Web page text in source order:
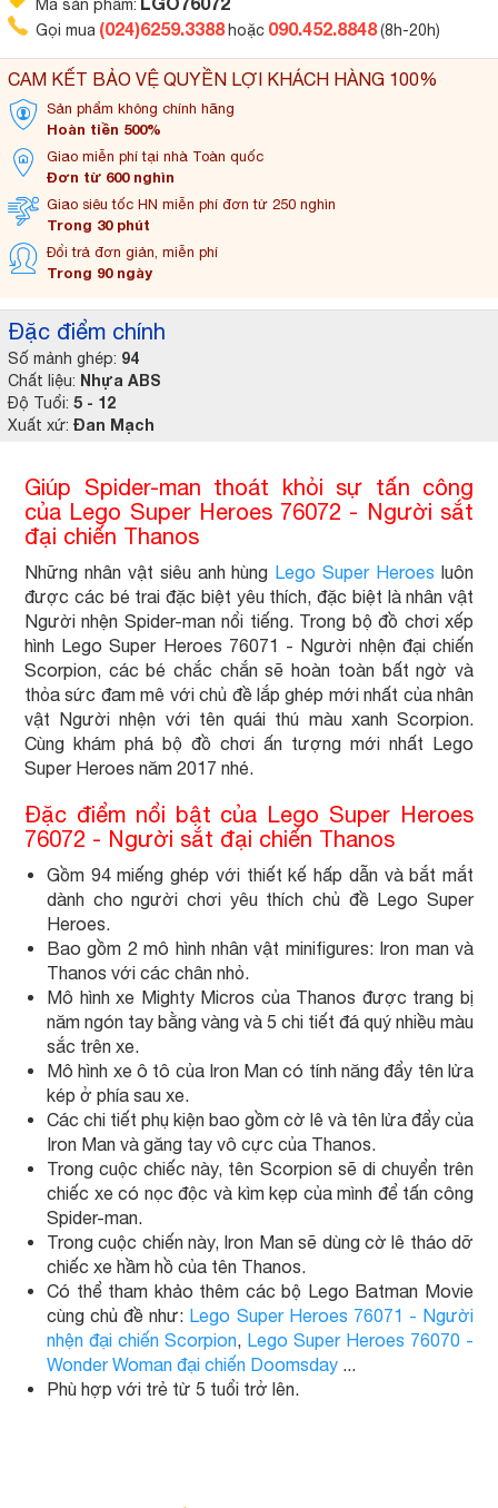
Đặc điểm chính
Số mảnh ghép: 94
Chất liệu: Nhựa ABS
Độ Tuổi: 5 - 12
Xuất xứ: Đan Mạch
CAM KẾT BẢO VỆ QUYỀN LỢI KHÁCH HÀNG 100%
Sản phẩm không chính hãng
Hoàn tiền 500%
Giao miễn phí tại nhà Toàn quốc
Đơn từ 600 nghìn
Giao siêu tốc HN miễn phí đơn từ 250 nghìn
Trong 30 phút
Đổi trả đơn giản, miễn phí
Trong 90 ngày
Mã sản phẩm:
Gọi mua (024)6259.3388 hoặc 090.452.8848(8h-20h)
Giúp Spider-man thoát khỏi sự tấn công
của Lego Super Heroes 76072 - Người sắt
đại chiến Thanos
Những nhân vật siêu anh hùng Lego Super Heroes luôn
được các bé trai đặc biệt yêu thích, đặc biệt là nhân vật
Người nhện Spider-man nổi tiếng. Trong bộ đồ chơi xếp
hình Lego Super Heroes 76071 - Người nhện đại chiến
Scorpion, các bé chắc chắn sẽ hoàn toàn bất ngờ và
thỏa sức đam mê với chủ đề lắp ghép mới nhất của nhân
vật Người nhện với tên quái thú màu xanh Scorpion.
Cùng khám phá bộ đồ chơi ấn tượng mới nhất Lego
Super Heroes năm 2017 nhé.
Đặc điểm nổi bật của Lego Super Heroes
76072 - Người sắt đại chiến Thanos
Gồm 94 miếng ghép với thiết kế hấp dẫn và bắt mắt
dành cho người chơi yêu thích chủ đề Lego Super
Heroes.
Bao gồm 2 mô hình nhân vật minifigures: Iron man và
Thanos với các chân nhỏ.
Mô hình xe Mighty Micros của Thanos được trang bị
năm ngón tay bằng vàng và 5 chi tiết đá quý nhiều màu
sắc trên xe.
Mô hình xe ô tô của Iron Man có tính năng đẩy tên lửa
kép ở phía sau xe.
Các chi tiết phụ kiện bao gồm cờ lê và tên lửa đẩy của
Iron Man và găng tay vô cực của Thanos.
Trong cuộc chiếc này, tên Scorpion sẽ di chuyển trên
chiếc xe có nọc độc và kìm kẹp của mình để tấn công
Spider-man.
Trong cuộc chiến này, Iron Man sẽ dùng cờ lê tháo dỡ
chiếc xe hầm hồ của tên Thanos.
Có thể tham khảo thêm các bộ Lego Batman Movie
cùng chủ đề như: Lego Super Heroes 76071 - Người
nhện đại chiến Scorpion, Lego Super Heroes 76070 -
Wonder Woman đại chiến Doomsday ...
Phù hợp với trẻ từ 5 tuổi trở lên.